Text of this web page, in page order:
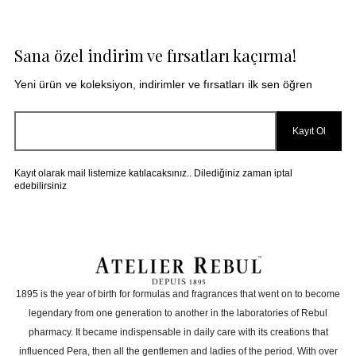
Yedek parça ve aksesuar temini mümkün mü?
Hediye paketi var mı?
Yeniden dolum yapılabilir mi?
**** **** | 03 Ekim 2024 |
**** **** | 03.12.2025 |
13.11.2025
Gayet fresh bi koku sağlam geldi ve içine ufak
**** **** 19.06.2026
Sana özel indirim ve fırsatları kaçırma!
Yeni ürün ve koleksiyon, indirimler ve fırsatları ilk sen öğren
Kayıt Ol
Kayıt olarak mail listemize katılacaksınız.. Dilediğiniz zaman iptal
edebilirsiniz
1895 is the year of birth for formulas and fragrances that went on to become
legendary from one generation to another in the laboratories of Rebul
pharmacy. It became indispensable in daily care with its creations that
influenced Pera, then all the gentlemen and ladies of the period. With over